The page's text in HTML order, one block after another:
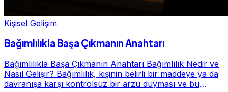
Kişisel Gelişim
Bağımlılıkla Başa Çıkmanın Anahtarı
Bağımlılıkla Başa Çıkmanın Anahtarı Bağımlılık Nedir ve
Nasıl Gelişir? Bağımlılık, kişinin belirli bir maddeye ya da
davranışa karşı kontrolsüz bir arzu duyması ve bu